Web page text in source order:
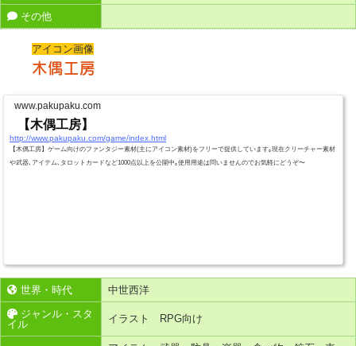
その他
アイコン画像
木偶工房
www.pakupaku.com
【木偶工房】
http://www.pakupaku.com/game/index.html
【木偶工房】ゲーム向けのファンタジー素材(主にアイコン素材)をフリーで提供しています｡現在クリーチャー素材
や武器､アイテム､タロットカードなど1000点以上を公開中｡使用用途は問いませんのでお気軽にどうぞ〜
世界・時代
中世西洋
ジャンル・スタ
イル
イラスト RPG向け